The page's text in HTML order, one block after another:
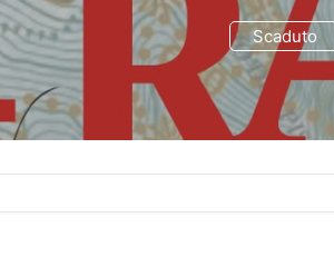
Scaduto